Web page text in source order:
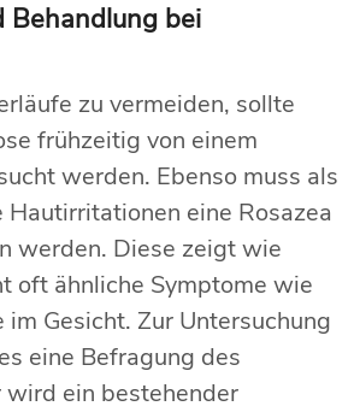
Behandlung bei
zu vermeiden, sollte
frühzeitig von einem
werden. Ebenso muss als
Hautirritationen eine Rosazea
werden. Diese zeigt wie
oft ähnliche Symptome wie
im Gesicht. Zur Untersuchung
eine Befragung des
wird ein bestehender